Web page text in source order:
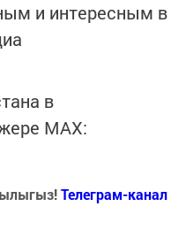
и интересным в
в
MАХ:
Телеграм-канал